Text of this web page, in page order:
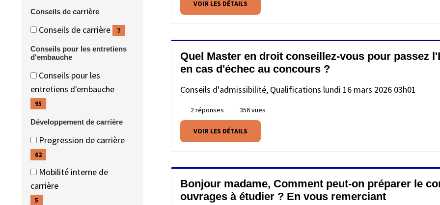
Conseils de carrière
Conseils
carrière
Conseils
de
carrière
Conseils de carrière
éléments)
7
Conseils pour les entretiens
d'embauche
Conseils
pour
les
entretiens
d'embauche
Conseils
pour
les
entretiens
d'embauche
Conseils pour les
entretiens d'embauche(95
95
Développement de carrière
Développement
de
carrière
Développement
de
carrière
Progression de carrière
(62
éléments)
62
Mobilité interne de
carrière(5
5
VOIR LES DÉTAILS
Quel Master en droit conseillez-vous pour passez
en cas d'échec au concours ?
Conseils d'admissibilité, Qualifications lundi 16 mars 2026 03h01
2 réponses 356 vues
VOIR LES DÉTAILS
Bonjour madame, Comment peut-on préparer le
ouvrages à étudier ? En vous remerciant